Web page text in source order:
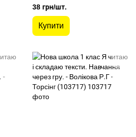
Волікова Р.Г - Торсінг (103718)
38 грн/шт.
Купити